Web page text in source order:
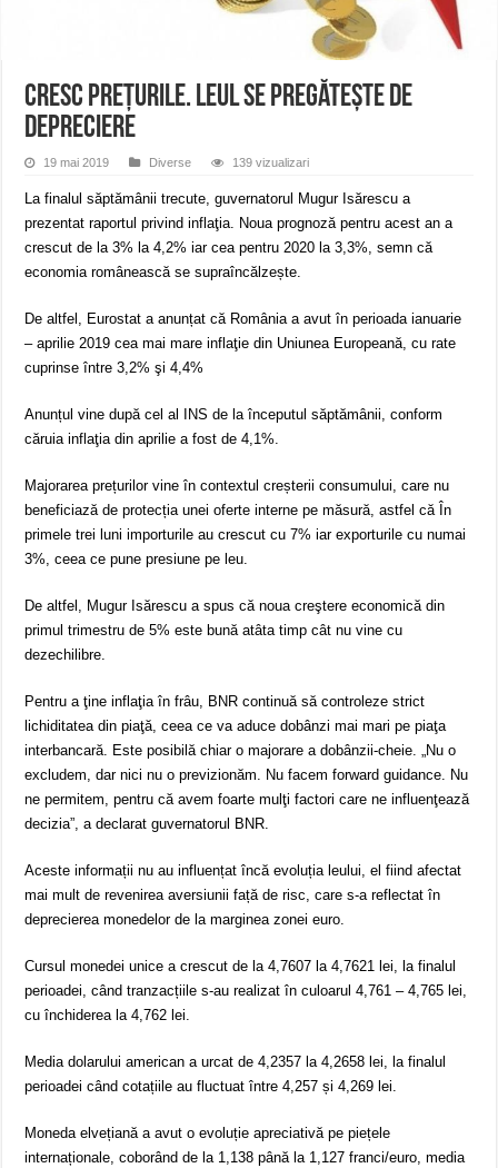
Miresme de lavandă, mentă și flori de vară și râsete de copii la Carașova VIDEO
Cresc prețurile. Leul se pregătește de
depreciere
19 mai 2019 Diverse 139 vizualizari
La finalul săptămânii trecute, guvernatorul Mugur Isărescu a
prezentat raportul privind inflaţia. Noua prognoză pentru acest an a
crescut de la 3% la 4,2% iar cea pentru 2020 la 3,3%, semn că
economia românească se supraîncălzește.
De altfel, Eurostat a anunțat că România a avut în perioada ianuarie
– aprilie 2019 cea mai mare inflaţie din Uniunea Europeană, cu rate
cuprinse între 3,2% şi 4,4%
Anunțul vine după cel al INS de la începutul săptămânii, conform
căruia inflaţia din aprilie a fost de 4,1%.
Majorarea prețurilor vine în contextul creșterii consumului, care nu
beneficiază de protecția unei oferte interne pe măsură, astfel că În
primele trei luni importurile au crescut cu 7% iar exporturile cu numai
3%, ceea ce pune presiune pe leu.
De altfel, Mugur Isărescu a spus că noua creştere economică din
primul trimestru de 5% este bună atâta timp cât nu vine cu
dezechilibre.
Pentru a ţine inflaţia în frâu, BNR continuă să controleze strict
lichiditatea din piaţă, ceea ce va aduce dobânzi mai mari pe piaţa
interbancară. Este posibilă chiar o majorare a dobânzii-cheie. „Nu o
excludem, dar nici nu o previzionăm. Nu facem forward guidance. Nu
ne permitem, pentru că avem foarte mulţi factori care ne influenţează
decizia”, a declarat guvernatorul BNR.
Aceste informații nu au influențat încă evoluția leului, el fiind afectat
mai mult de revenirea aversiunii față de risc, care s-a reflectat în
deprecierea monedelor de la marginea zonei euro.
Cursul monedei unice a crescut de la 4,7607 la 4,7621 lei, la finalul
perioadei, când tranzacțiile s-au realizat în culoarul 4,761 – 4,765 lei,
cu închiderea la 4,762 lei.
Media dolarului american a urcat de 4,2357 la 4,2658 lei, la finalul
perioadei când cotațiile au fluctuat între 4,257 și 4,269 lei.
Moneda elvețiană a avut o evoluție apreciativă pe piețele
internaționale, coborând de la 1,138 până la 1,127 franci/euro, media